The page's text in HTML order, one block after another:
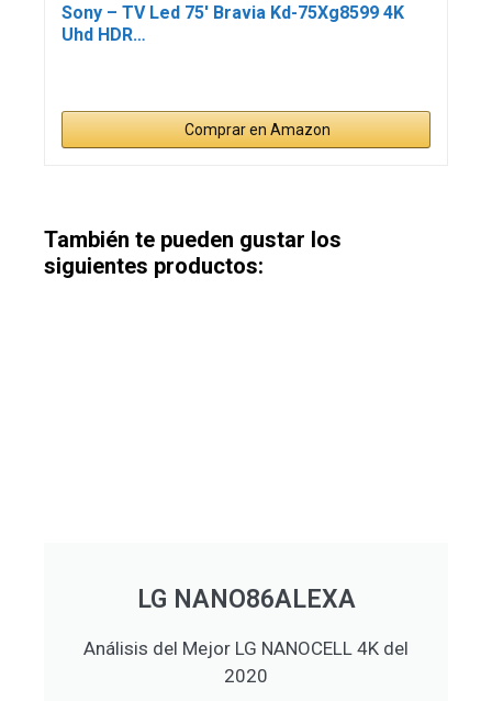
Sony – TV Led 75′ Bravia Kd-75Xg8599 4K
Uhd HDR…
Comprar en Amazon
También te pueden gustar los
siguientes productos:
LG NANO86ALEXA
Análisis del Mejor LG NANOCELL 4K del
2020